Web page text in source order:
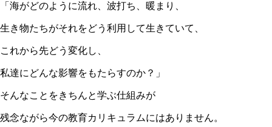
「海がどのように流れ、波打ち、暖まり、
生き物たちがそれをどう利用して生きていて、
これから先どう変化し、
私達にどんな影響をもたらすのか？」
そんなことをきちんと学ぶ仕組みが
残念ながら今の教育カリキュラムにはありません。